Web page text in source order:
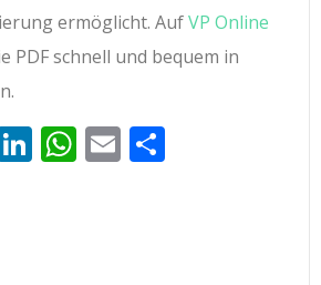
ermöglicht. AufVP Online
PDF schnell und bequem in
LinkedIn
WhatsApp
Email